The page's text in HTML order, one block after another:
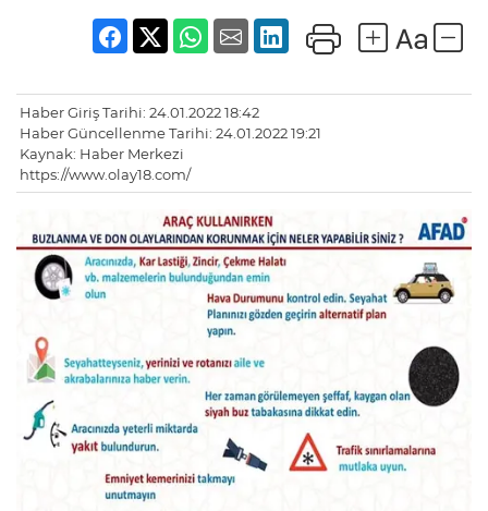
Haber Giriş Tarihi: 24.01.2022 18:42
Haber Güncellenme Tarihi: 24.01.2022 19:21
Kaynak: Haber Merkezi
https://www.olay18.com/